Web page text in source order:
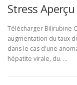
Stress Aperçu
Télécharger Bilirubine
augmentation du taux
dans le cas d'une
hépatite virale, du. …